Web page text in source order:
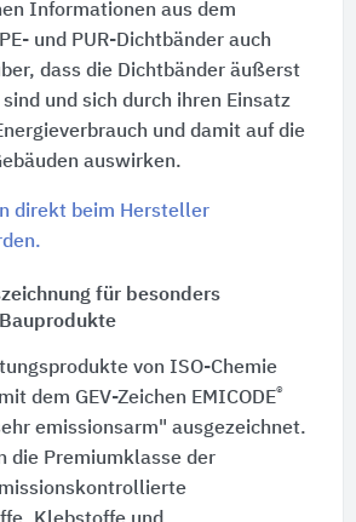
Informationen aus dem
und PUR-Dichtbänder auch
dass die Dichtbänder äußerst
und sich durch ihren Einsatz
und damit auf die
auswirken.
direkt beim Hersteller
für besonders
von ISO-Chemie
dem GEV-Zeichen EMICODE®
emissionsarm" ausgezeichnet.
die Premiumklasse der